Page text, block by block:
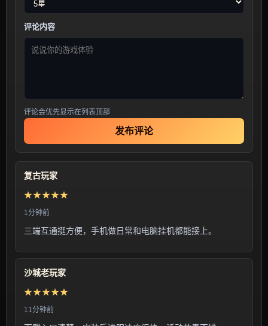
评论内容
评论会优先显示在列表顶部
发布评论
复古玩家
★★★★★
1分钟前
三端互通挺方便，手机做日常和电脑挂机都能接上。
沙城老玩家
★★★★★
11分钟前